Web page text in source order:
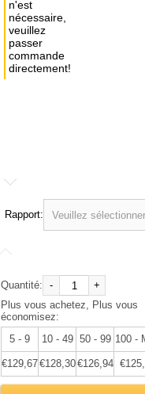
n'est
nécessaire,
veuillez
passer
commande
directement!
Rapport:
Quantité: -
+
Plus vous achetez, Plus vous
économisez:
5 - 9
10 - 49 50 - 99 100 -
€129,67€128,30€126,94